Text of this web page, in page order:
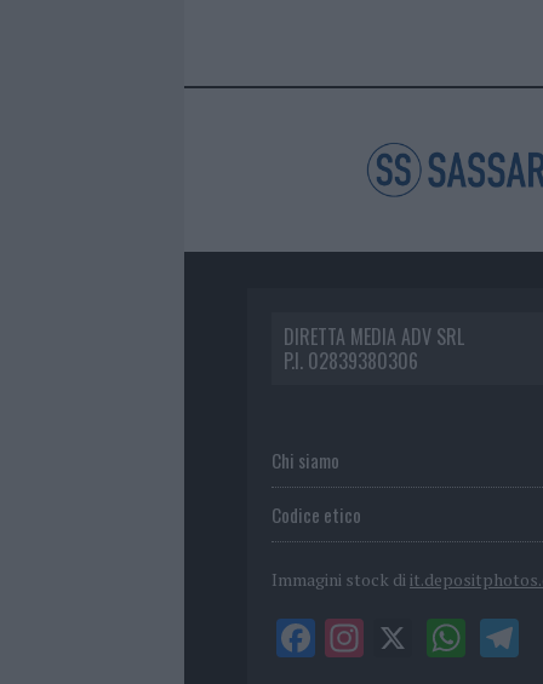
DIRETTA MEDIA ADV SRL
P.I. 02839380306
Chi siamo
Codice etico
Immagini stock di